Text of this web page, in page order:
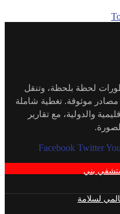
لحظة بلحظة، وتنقل
مصادر موثوقة. تغطية شاملة
والدولية، مع تقارير
Facebook Twitter
بني
لسلامة